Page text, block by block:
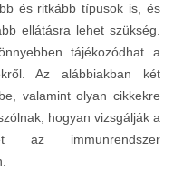
és ritkább típusok is, és
ellátásra lehet szükség.
tájékozódhat a
Az alábbiakban két
valamint olyan cikkekre
hogyan vizsgálják a
az immunrendszer